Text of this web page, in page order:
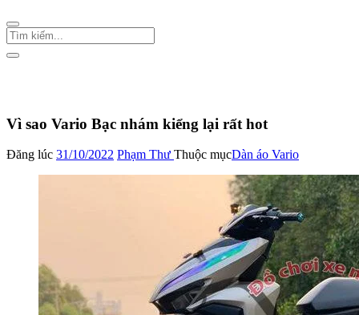
Vì sao Vario Bạc nhám kiểng lại rất hot
Đăng lúc 31/10/2022 Phạm Thư Thuộc mụcDàn áo Vario